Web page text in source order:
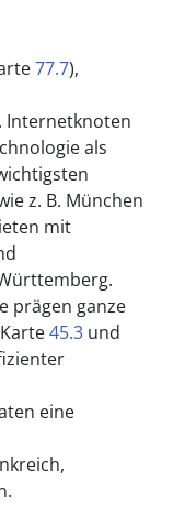
77.7),
Internetknoten
als
z. B. München
mit
prägen ganze
45.3 und
eine